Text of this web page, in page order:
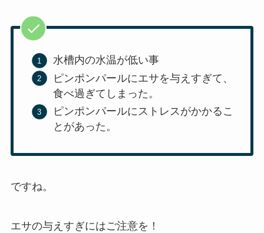
水槽内の水温が低い事
ピンポンパールにエサを与えすぎて、
食べ過ぎてしまった。
ピンポンパールにストレスがかかるこ
とがあった。
ですね。
エサの与えすぎにはご注意を！